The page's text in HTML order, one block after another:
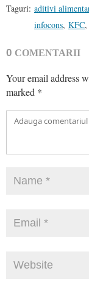
Taguri: aditivi
infocons, KFC,
0 COMENTARII
Your email address
marked *